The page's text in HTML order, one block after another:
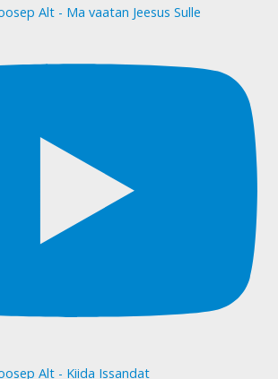
Alt - Ma vaatan Jeesus Sulle
Alt - Kiida Issandat